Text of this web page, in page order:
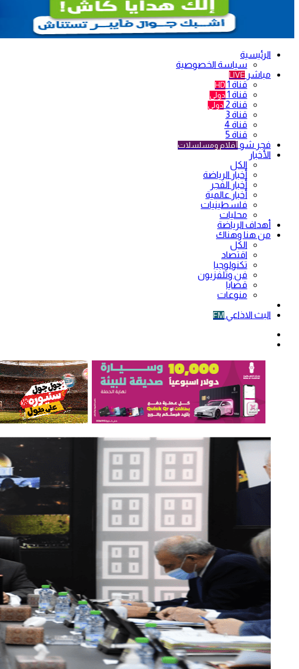
الرئيسية
سياسة الخصوصية
مباشر LIVE
قناة 1 HD
قناة 1 دولي
قناة 2 دولي
قناة 3
قناة 4
قناة 5
فجر شو أفلام ومسلسلات
الأخبار
الكل
أخبار الرياضة
أخبار الفجر
أخبار عالمية
فلسطينيات
محليات
أهداف الرياضة
من هنا وهناك
الكل
اقتصاد
تكنولوجيا
فن وتلفزيون
قضايا
منوعات
البث الاذاعي FM